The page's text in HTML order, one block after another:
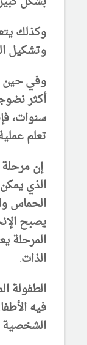
وكذلك
وتشكيل
وفي حين
أكثر
سنوات،
تعلم
إن
الذي
الحماس
يصبح
المرحلة
الذات.
الطفولة
فيه
الشخصية